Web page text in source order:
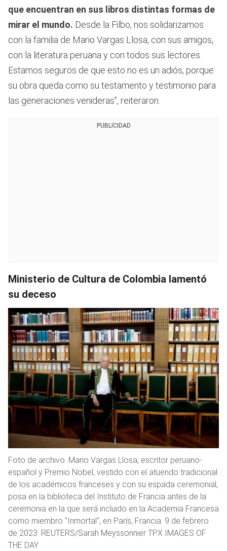
que encuentran en sus libros distintas formas de
mirar el mundo. Desde la Filbo, nos solidarizamos
con la familia de Mario Vargas Llosa, con sus amigos,
con la literatura peruana y con todos sus lectores.
Estamos seguros de que esto no es un adiós, porque
su obra queda como su testamento y testimonio para
las generaciones venideras”, reiteraron.
PUBLICIDAD
Ministerio de Cultura de Colombia lamentó
su deceso
Foto de archivo. Mario Vargas Llosa, escritor peruano-
español y Premio Nobel, vestido con el atuendo tradicional
de los académicos franceses y con su espada ceremonial,
posa en la biblioteca del Instituto de Francia antes de la
ceremonia en la que será incluido en la Academia Francesa
como miembro "Inmortal", en París, Francia. 9 de febrero
de 2023. REUTERS/Sarah Meyssonnier TPX IMAGES OF
THE DAY